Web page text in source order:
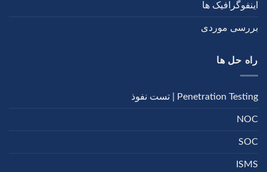
اینفوگرافیک ها
بررسی موردی
راه حل ها
Penetration Testing | تست نفوذ
NOC
SOC
ISMS